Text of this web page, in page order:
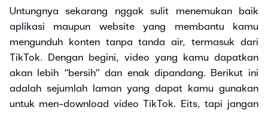
Untungnya sekarang nggak sulit menemukan baik
aplikasi maupun website yang membantu kamu
mengunduh konten tanpa tanda air, termasuk dari
TikTok. Dengan begini, video yang kamu dapatkan
akan lebih “bersih” dan enak dipandang. Berikut ini
adalah sejumlah laman yang dapat kamu gunakan
untuk men-download video TikTok. Eits, tapi jangan